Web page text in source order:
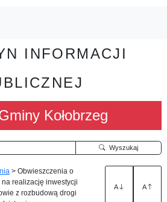
INFORMACJI
Kołobrzeg
Wyszukaj
> Obwieszczenia o
realizację inwestycji
z rozbudową drogi
A A